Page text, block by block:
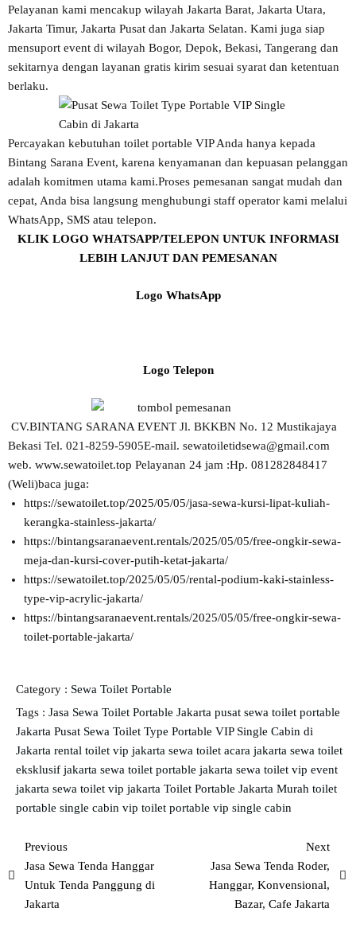
Pelayanan kami mencakup wilayah Jakarta Barat, Jakarta Utara,
Jakarta Timur, Jakarta Pusat dan Jakarta Selatan. Kami juga siap
mensuport event di wilayah Bogor, Depok, Bekasi, Tangerang dan
sekitarnya dengan layanan gratis kirim sesuai syarat dan ketentuan
berlaku.
Percayakan kebutuhan toilet portable VIP Anda hanya kepada
Bintang Sarana Event, karena kenyamanan dan kepuasan pelanggan
adalah komitmen utama kami.Proses pemesanan sangat mudah dan
cepat, Anda bisa langsung menghubungi staff operator kami melalui
WhatsApp, SMS atau telepon.
KLIK LOGO WHATSAPP/TELEPON UNTUK INFORMASI
LEBIH LANJUT DAN PEMESANAN
Logo WhatsApp
Logo Telepon
CV.BINTANG SARANA EVENT Jl. BKKBN No. 12 Mustikajaya
Bekasi Tel. 021-8259-5905E-mail. sewatoiletidsewa@gmail.com
web. www.sewatoilet.top Pelayanan 24 jam :Hp. 081282848417
(Weli)baca juga:
https://sewatoilet.top/2025/05/05/jasa-sewa-kursi-lipat-kuliah-
kerangka-stainless-jakarta/
https://bintangsaranaevent.rentals/2025/05/05/free-ongkir-sewa-
meja-dan-kursi-cover-putih-ketat-jakarta/
https://sewatoilet.top/2025/05/05/rental-podium-kaki-stainless-
type-vip-acrylic-jakarta/
https://bintangsaranaevent.rentals/2025/05/05/free-ongkir-sewa-
toilet-portable-jakarta/
Category : Sewa Toilet Portable
Tags : Jasa Sewa Toilet Portable Jakarta pusat sewa toilet portable
Jakarta Pusat Sewa Toilet Type Portable VIP Single Cabin di
Jakarta rental toilet vip jakarta sewa toilet acara jakarta sewa toilet
eksklusif jakarta sewa toilet portable jakarta sewa toilet vip event
jakarta sewa toilet vip jakarta Toilet Portable Jakarta Murah toilet
portable single cabin vip toilet portable vip single cabin
Previous
Jasa Sewa Tenda Hanggar
Untuk Tenda Panggung di
Jakarta
Next
Jasa Sewa Tenda Roder,
Hanggar, Konvensional,
Bazar, Cafe Jakarta